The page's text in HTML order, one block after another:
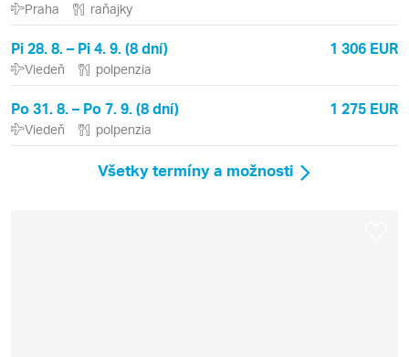
Praha raňajky
Pi 28. 8. – Pi 4. 9. (8 dní) 1 306 EUR
Viedeň polpenzia
Po 31. 8. – Po 7. 9. (8 dní) 1 275 EUR
Viedeň polpenzia
Všetky termíny a možnosti